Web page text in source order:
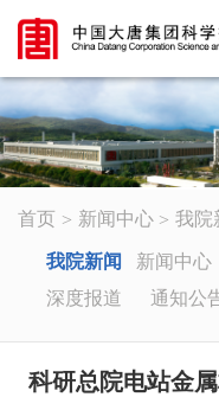
首页 新闻中心 我院
我院新闻 新闻中心
深度报道
通知公
科研总院电站金